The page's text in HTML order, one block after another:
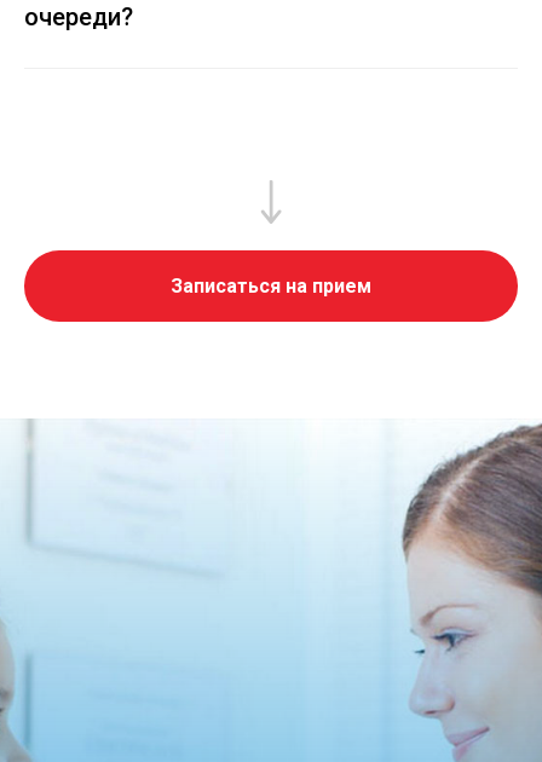
очереди?
Записаться на прием